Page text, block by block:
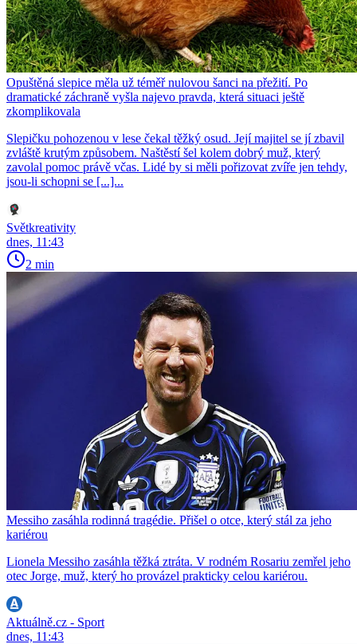
Opuštěná slepice měla už téměř nulovou šanci na přežití. Po
dramatické záchraně vyšla najevo pravda, která situaci ještě
zkomplikovala
Slepičku pohozenou v lese čekal těžký osud. Její majitel se jí zbavil
zvláště krutým způsobem. Naštěstí šel kolem dobrý muž, který
zavolal pomoc právě včas. Lidé by si měli pořizovat zvíře jen tehdy,
jsou-li schopni se [...]...
Světkreativity
dnes, 11:43
2 min
Messiho zasáhla rodinná tragédie. Přišel o otce, který stál za jeho
kariérou
Lionela Messiho zasáhla těžká ztráta. V rodném Rosariu zemřel jeho
otec Jorge, muž, který ho provázel prakticky celou kariérou.
Aktuálně.cz - Sport
dnes, 11:43